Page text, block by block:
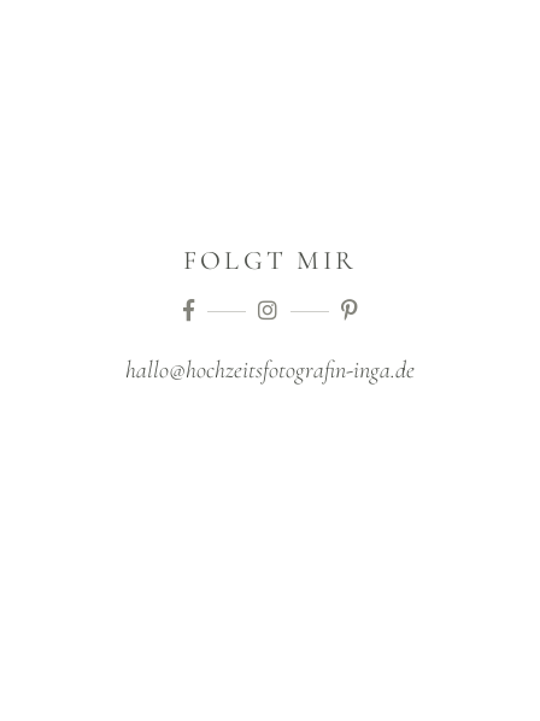
FOLGT MIR
hallo@hochzeitsfotografin-inga.de